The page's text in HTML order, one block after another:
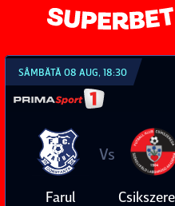
SÂMBĂTĂ 08 AUG, 21:30
Dinamo
Vs
FC